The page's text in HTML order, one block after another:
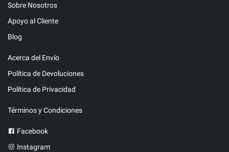
Sobre Nosotros
Apoyo al Cliente
Blog
Acerca del Envío
Política de Devoluciones
Política de Privacidad
Términos y Condiciones
Facebook
Instagram